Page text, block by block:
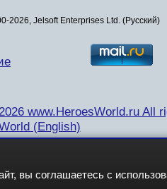
2026, Jelsoft Enterprises Ltd. (Русский)
www.HeroesWorld.ru All
(English)
вы соглашаетесь с